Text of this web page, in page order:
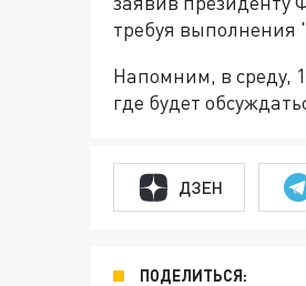
требуя выполнения
Напомним, в среду,
где будет
ДЗЕН
ПОДЕЛИТЬСЯ: